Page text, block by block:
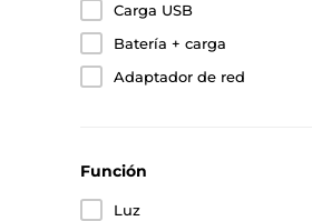
Carga USB
Batería + carga
Adaptador de red
Función
Luz